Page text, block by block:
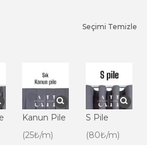
Seçimi Temizle
Kanun Pile
(25₺/m)
S Pile
(80₺/m)